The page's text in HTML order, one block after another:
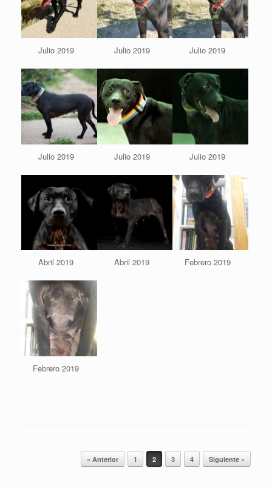
Julio 2019 Julio 2019 Julio 2019
Julio 2019 Julio 2019 Julio 2019
Abril 2019 Abril 2019 Febrero 2019
Febrero 2019
Navegador de artículos« Anterior 1 2 3 4 Siguiente »